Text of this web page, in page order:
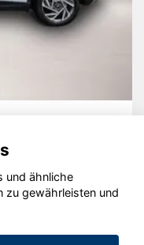
2020 - 2026
und ähnliche
zu gewährleisten und